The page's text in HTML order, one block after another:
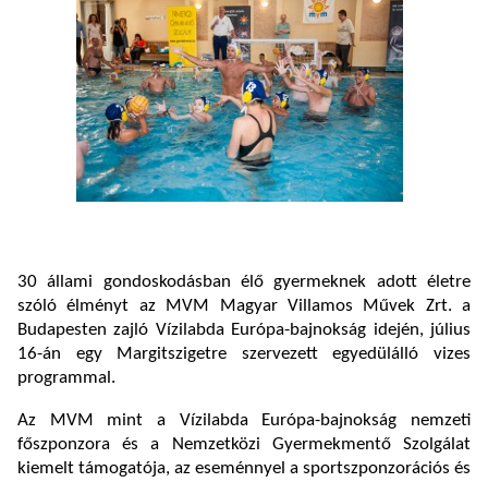
30 állami gondoskodásban élő gyermeknek adott életre
szóló élményt az MVM Magyar Villamos Művek Zrt. a
Budapesten zajló Vízilabda Európa-bajnokság idején, július
16-án egy Margitszigetre szervezett egyedülálló vizes
programmal.
Az MVM mint a Vízilabda Európa-bajnokság nemzeti
főszponzora és a Nemzetközi Gyermekmentő Szolgálat
kiemelt támogatója, az eseménnyel a sportszponzorációs és